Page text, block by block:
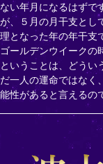
ない年月になるはずで
が、５月の月干支とし
理となった年の年干支
ゴールデンウイークの
ということは、どう
だ一人の運命ではなく
能性があると言えるの